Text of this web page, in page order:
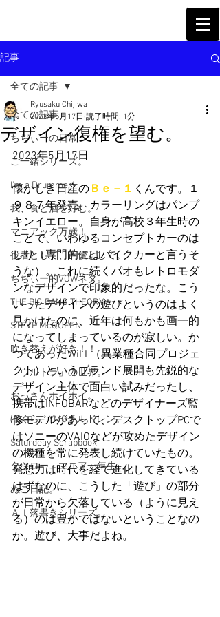
記事
全ての記事
ちぢぃーの日常
ご一緒シリーズ。
I'm a Drummer!
我、食と酒を好む。
マニアック万歳！
役者として、声優として。
ちぢぃー的VOWネタ。
THE BIG BANG THEORY
STEVE McQUEEN
吹き替えが好き！！
「ウルトラ」の世界。
おっさんホイホイ。
ぼくら、YMOチルドレン。
Saturdeay Scrapbook
タツロー・マニア一年生。
ぬこ日記。
ＡＩ落書きシリーズ。
全ての記事
デザイン復権を望む。
Ryusaku Chijiwa
2023年5月17日 読了時間: 1分
2023年5月17日
懐かしき日産の Ｂｅ－１ くんです。１
９８７年発売、カラーリングはパンプ
キンイエロー。自身が高校３年生時の
ことで、いわゆるコンセプトカーのは
しり（専門的にはパイクカーと言うそ
うな）。これに続くパオもレトロモダ
ンなデザインで印象的だったな。こう
いったデザインの遊びというのはよく
見かけたのに、近年は何もかも画一的
になってしまっているのが寂しい。か
つてあったWiLL（異業種合同プロジェ
クト）というブランド展開も先鋭的な
デザイン主体で面白い試みだったし、
携帯はINFOBARなどのデザイナーズ監
修モデルがあって、デスクトップPCで
はソニーのVAIOなどが攻めたデザイン
の機種を常に発表し続けていたもの。
発想力は時代を経て進化してきている
はずなのに、こうした「遊び」の部分
が日常から欠落している（ように見え
る）のは豊かではないということなの
か。遊び、大事だよね。